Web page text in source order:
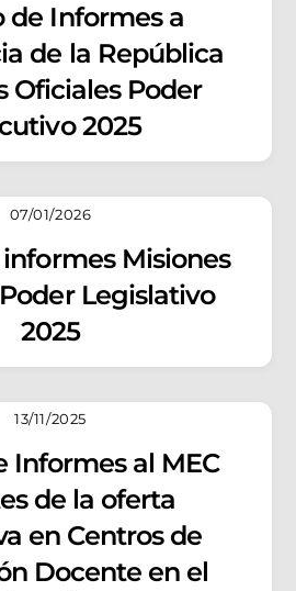
de Informes a
de la República
Oficiales Poder
2025
07/01/2026
Misiones
Legislativo
2025
13/11/2025
Informes al MEC
de la oferta
en Centros de
Docente en el